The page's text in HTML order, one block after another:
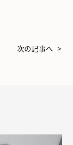
次の記事へ >